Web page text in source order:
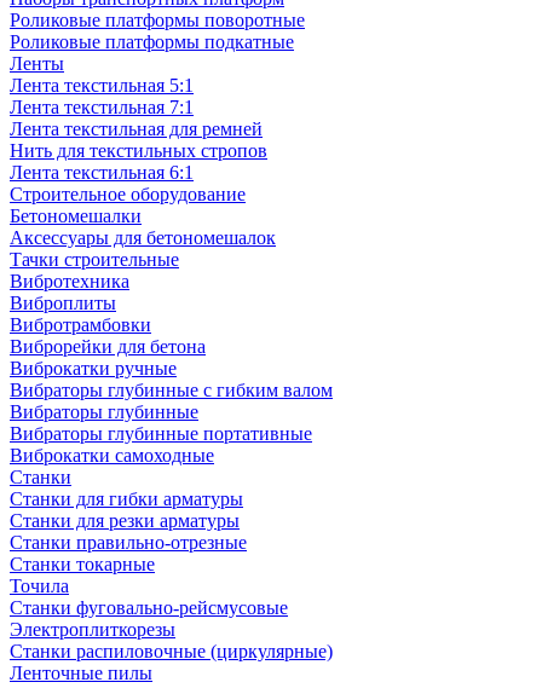
Роликовые платформы поворотные
Роликовые платформы подкатные
Ленты
Лента текстильная 5:1
Лента текстильная 7:1
Лента текстильная для ремней
Нить для текстильных стропов
Лента текстильная 6:1
Строительное оборудование
Бетономешалки
Аксессуары для бетономешалок
Тачки строительные
Вибротехника
Виброплиты
Вибротрамбовки
Виброрейки для бетона
Виброкатки ручные
Вибраторы глубинные с гибким валом
Вибраторы глубинные
Вибраторы глубинные портативные
Виброкатки самоходные
Станки
Станки для гибки арматуры
Станки для резки арматуры
Станки правильно-отрезные
Станки токарные
Точила
Станки фуговально-рейсмусовые
Электроплиткорезы
Станки распиловочные (циркулярные)
Ленточные пилы